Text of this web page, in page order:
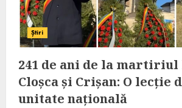
Știri
241 de ani de la
Cloșca și Crișan: O lecție
unitate națională